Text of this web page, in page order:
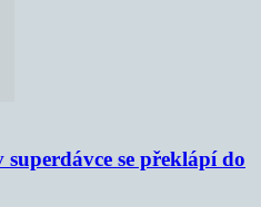
se překlápí do